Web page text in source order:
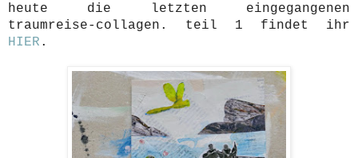
heute die letzten eingegangenen
traumreise-collagen. teil 1 findet ihr
HIER .